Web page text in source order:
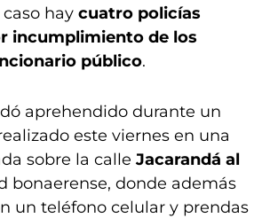
hay cuatro policías
incumplimiento de los
público.
aprehendido durante un
este viernes en una
sobre la calle Jacarandá al
bonaerense, donde además
un teléfono celular y prendas